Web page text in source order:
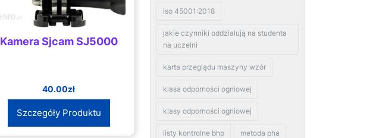
Kamera Sjcam SJ5000
40.00zł
Szczegóły Produktu
iso 45001:2018
jakie czynniki oddziałują na studenta
na uczelni
karta przeglądu maszyny wzór
klasa odporności ogniowej
klasy odporności ogniowej
listy kontrolne bhp metoda pha